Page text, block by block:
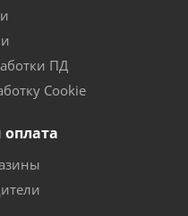
ПД
Cookie
оплата